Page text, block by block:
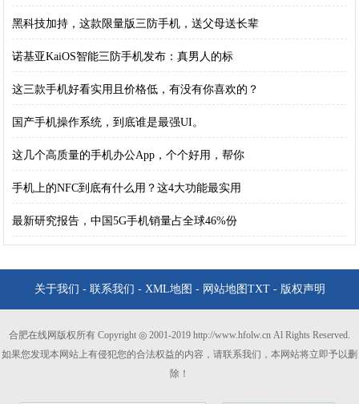
黑科技加持，这款限量版三防手机，送父母送长辈
诺基亚KaiOS智能三防手机发布：真男人的标
这三款手机好看实用且价格低，有没有你喜欢的？
国产手机操作系统，到底谁是最强UI。
这几个高质量的手机办公App，个个好用，帮你
手机上的NFC到底有什么用？这4大功能最实用
最新研究报告，中国5G手机销量占全球46%份
关于我们 - 联系我们 - XML地图 - 网站地图 TXT- 版权声明
合肥在线网版权所有 Copyright ◎ 2001-2019 http://www.hfolw.cn Al Rights Reserved.
如果您发现本网站上有侵犯您的合法权益的内容，请联系我们，本网站将立即予以删
除！